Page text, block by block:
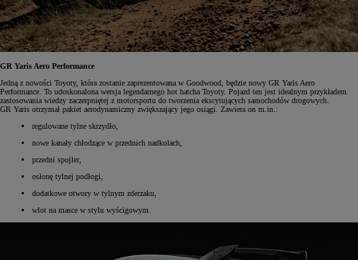
GR Yaris Aero Performance
Jedną z nowości Toyoty, która zostanie zaprezentowana w Goodwood, będzie nowy GR Yaris Aero
Performance. To udoskonalona wersja legendarnego hot hatcha Toyoty. Pojazd ten jest idealnym przykładem
zastosowania wiedzy zaczerpniętej z motorsportu do tworzenia ekscytujących samochodów drogowych.
GR Yaris otrzymał pakiet aerodynamiczny zwiększający jego osiągi. Zawiera on m.in.:
regulowane tylne skrzydło,
nowe kanały chłodzące w przednich nadkolach,
przedni spojler,
osłonę tylnej podłogi,
dodatkowe otwory w tylnym zderzaku,
wlot na masce w stylu wyścigowym.